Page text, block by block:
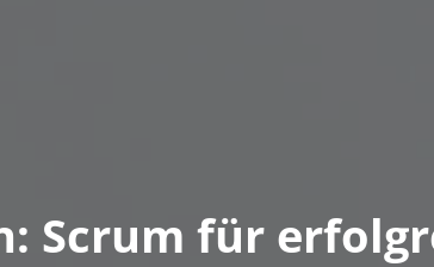
Scrum für